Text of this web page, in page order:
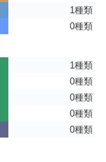
1種類
0種類
1種類
0種類
0種類
0種類
0種類